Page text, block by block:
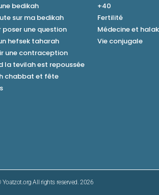
bedikah
sur ma bedikah
poser une question
hefsek taharah
une contraception
la tevilah est repoussée
chabbat et fête
+40
Fertilité
Médecine et
Vie conjugale
Yoatzot.org All rights reserved. 2026